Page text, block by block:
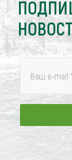
Ваш e-mail